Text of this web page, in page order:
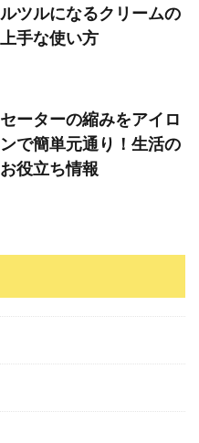
ルツルになるクリームの
上手な使い方
セーターの縮みをアイロ
ンで簡単元通り！生活の
お役立ち情報